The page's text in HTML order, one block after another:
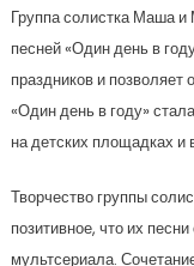
Группа солистка Маша
песней «Один день в
праздников и позволяет
«Один день в году»
на детских площадках и
Творчество группы
позитивное, что их
мультсериала.